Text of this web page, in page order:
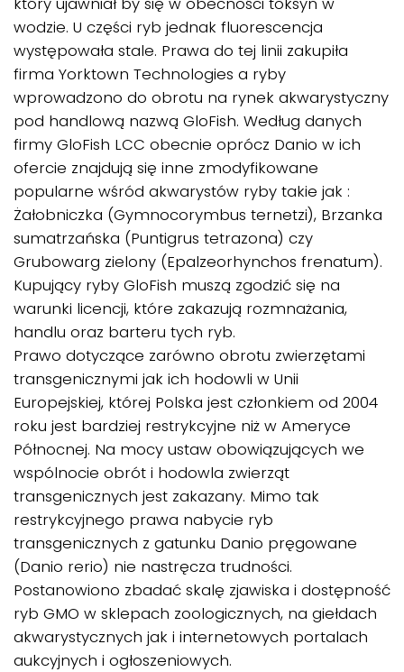
wodzie. U części ryb jednak fluorescencja
występowała stale. Prawa do tej linii zakupiła
firma Yorktown Technologies a ryby
wprowadzono do obrotu na rynek akwarystyczny
pod handlową nazwą GloFish. Według danych
firmy GloFish LCC obecnie oprócz Danio w ich
ofercie znajdują się inne zmodyfikowane
popularne wśród akwarystów ryby takie jak :
Żałobniczka (Gymnocorymbus ternetzi), Brzanka
sumatrzańska (Puntigrus tetrazona) czy
Grubowarg zielony (Epalzeorhynchos frenatum).
Kupujący ryby GloFish muszą zgodzić się na
warunki licencji, które zakazują rozmnażania,
handlu oraz barteru tych ryb.
Prawo dotyczące zarówno obrotu zwierzętami
transgenicznymi jak ich hodowli w Unii
Europejskiej, której Polska jest członkiem od 2004
roku jest bardziej restrykcyjne niż w Ameryce
Północnej. Na mocy ustaw obowiązujących we
wspólnocie obrót i hodowla zwierząt
transgenicznych jest zakazany. Mimo tak
restrykcyjnego prawa nabycie ryb
transgenicznych z gatunku Danio pręgowane
(Danio rerio) nie nastręcza trudności.
Postanowiono zbadać skalę zjawiska i dostępność
ryb GMO w sklepach zoologicznych, na giełdach
akwarystycznych jak i internetowych portalach
aukcyjnych i ogłoszeniowych.